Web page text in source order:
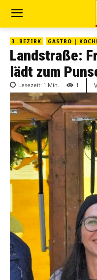
3. BEZIRK GASTRO |
Landstraße:
lädt zum
Lesezeit: 1 Min. 1